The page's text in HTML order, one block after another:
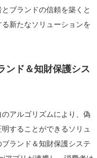
ブランドの信頼を築くと
新たなソリューションを
ンド＆知財保護シス
アルゴリズムにより、偽
することができるソリュ
ランド＆知財保護システ